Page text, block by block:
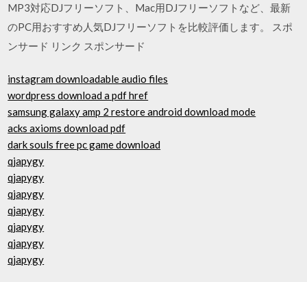
MP3対応DJフリーソフト、Mac用DJフリーソフトなど、最新
のPC用おすすめ人気DJフリーソフトを比較評価します。 スポ
ンサード リンク スポンサード
instagram downloadable audio files
wordpress download a pdf href
samsung galaxy amp 2 restore android download mode
acks axioms download pdf
dark souls free pc game download
qjapygy
qjapygy
qjapygy
qjapygy
qjapygy
qjapygy
qjapygy